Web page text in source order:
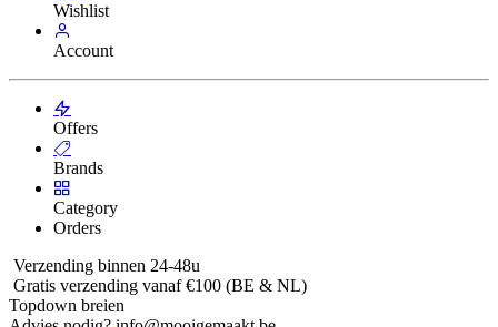
Wishlist
Account
Offers
Brands
Category
Orders
Verzending binnen 24-48u
Gratis verzending vanaf €100 (BE & NL)
Topdown breien